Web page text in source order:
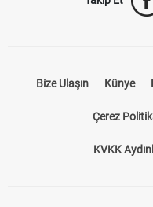
Bize Ulaşın Künye
Çerez
KVKK